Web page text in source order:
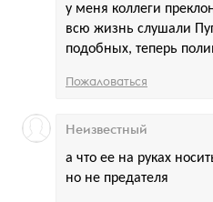
у меня коллеги
всю жизнь слушали
подобных, теперь
Пожаловаться
а что ее на руках
но не предателя
Неизвестный